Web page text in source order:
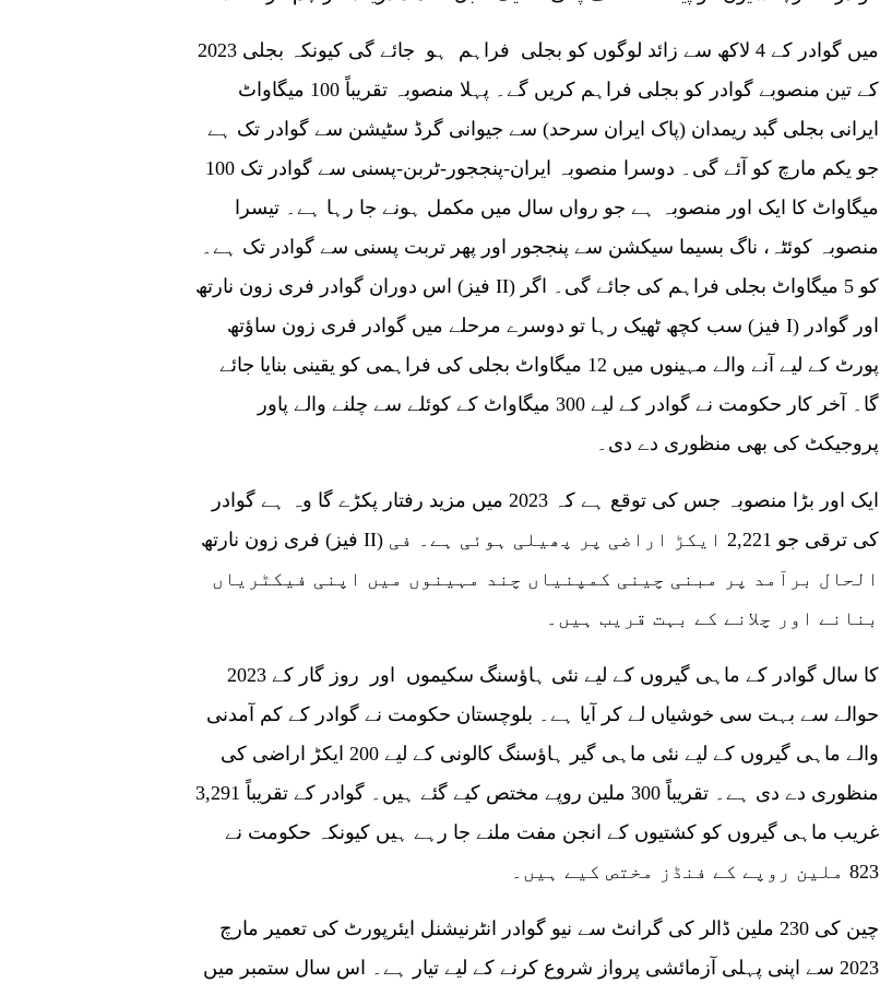
2023 میں گوادر کے 4 لاکھ سے زائد لوگوں کو بجلی فراہم ہو جائے گی کیونکہ بجلی
کے تین منصوبے گوادر کو بجلی فراہم کریں گے۔ پہلا منصوبہ تقریباً 100 میگاواٹ
ایرانی بجلی گبد ریمدان (پاک ایران سرحد) سے جیوانی گرڈ سٹیشن سے گوادر تک ہے
جو یکم مارچ کو آئے گی۔ دوسرا منصوبہ ایران-پنججور-ٹربن-پسنی سے گوادر تک 100
میگاواٹ کا ایک اور منصوبہ ہے جو رواں سال میں مکمل ہونے جا رہا ہے۔ تیسرا
منصوبہ کوئٹہ، ناگ بسیما سیکشن سے پنججور اور پھر تربت پسنی سے گوادر تک ہے۔
اس دوران گوادر فری زون نارتھ (فیز II) کو 5 میگاواٹ بجلی فراہم کی جائے گی۔ اگر
سب کچھ ٹھیک رہا تو دوسرے مرحلے میں گوادر فری زون ساؤتھ (فیز I) اور گوادر
پورٹ کے لیے آنے والے مہینوں میں 12 میگاواٹ بجلی کی فراہمی کو یقینی بنایا جائے
گا۔ آخر کار حکومت نے گوادر کے لیے 300 میگاواٹ کے کوئلے سے چلنے والے پاور
پروجیکٹ کی بھی منظوری دے دی۔
ایک اور بڑا منصوبہ جس کی توقع ہے کہ 2023 میں مزید رفتار پکڑے گا وہ ہے گوادر
فری زون نارتھ (فیز II) کی ترقی جو 2,221 ایکڑ اراضی پر پھیلی ہوئی ہے۔ فی
الحال برآمد پر مبنی چینی کمپنیاں چند مہینوں میں اپنی فیکٹریاں
بنانے اور چلانے کے بہت قریب ہیں۔
2023 کا سال گوادر کے ماہی گیروں کے لیے نئی ہاؤسنگ سکیموں اور روز گار کے
حوالے سے بہت سی خوشیاں لے کر آیا ہے۔ بلوچستان حکومت نے گوادر کے کم آمدنی
والے ماہی گیروں کے لیے نئی ماہی گیر ہاؤسنگ کالونی کے لیے 200 ایکڑ اراضی کی
منظوری دے دی ہے۔ تقریباً 300 ملین روپے مختص کیے گئے ہیں۔ گوادر کے تقریباً 3,291
غریب ماہی گیروں کو کشتیوں کے انجن مفت ملنے جا رہے ہیں کیونکہ حکومت نے
823 ملین روپے کے فنڈز مختص کیے ہیں۔
چین کی 230 ملین ڈالر کی گرانٹ سے نیو گوادر انٹرنیشنل ایئرپورٹ کی تعمیر مارچ
2023 سے اپنی پہلی آزمائشی پرواز شروع کرنے کے لیے تیار ہے۔ اس سال ستمبر میں